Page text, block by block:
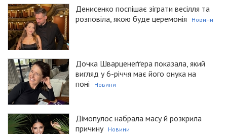
Денисенко поспішає зіграти весілля та
розповіла, якою буде церемонія
Новини
Дочка Шварценеґґера показала, який
вигляд у 6-річчя має його онука на
поні
Новини
Дімопулос набрала масу й розкрила
причину
Новини